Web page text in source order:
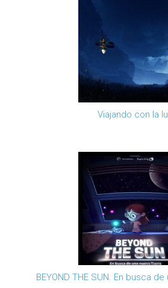
Viajando con la
BEYOND THE SUN. En busca